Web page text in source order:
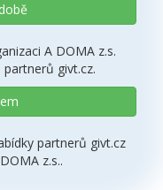
A DOMA z.s.
givt.cz.
partnerů givt.cz
z.s..